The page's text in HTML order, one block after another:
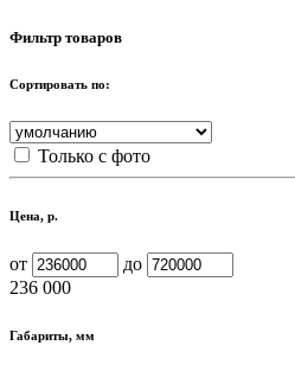
Фильтр товаров
Сортировать по:
Только с фото
Цена, р.
от
до
236 000
Габариты, мм